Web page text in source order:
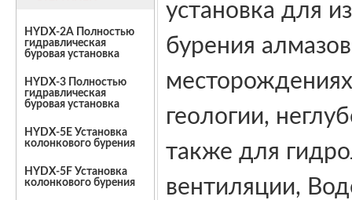
HYDX-2A Полностью
гидравлическая
буровая установка
HYDX-3 Полностью
гидравлическая
буровая установка
HYDX-5E Установка
колонкового бурения
HYDX-5F Установка
колонкового бурения
установка для
бурения
геологии,
также для
вентиляции,